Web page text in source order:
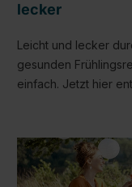
lecker
Leicht und lecker
gesunden
einfach. Jetzt hier